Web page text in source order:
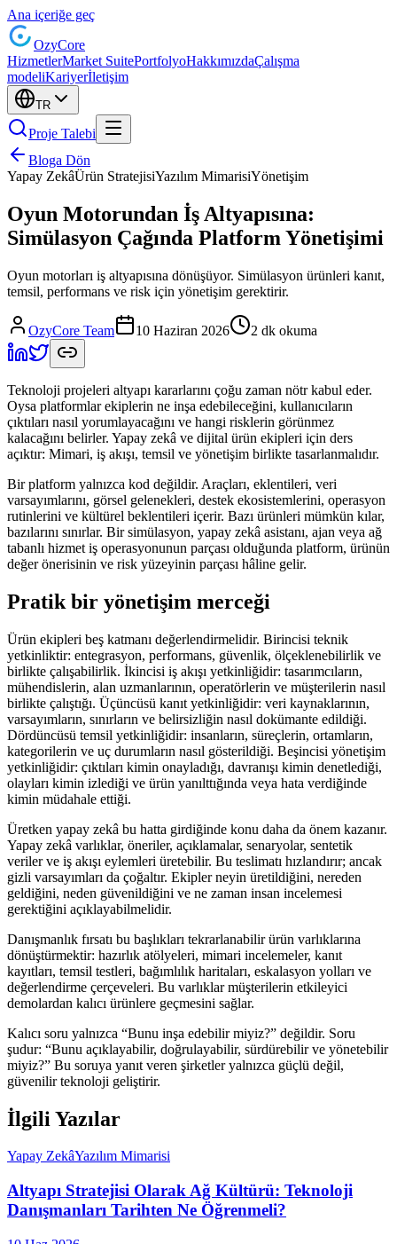
Ana içeriğe geç
OzyCore
HizmetlerMarket SuitePortfolyoHakkımızdaÇalışma
modeliKariyerİletişim
TR
Proje Talebi
Bloga Dön
Yapay ZekâÜrün StratejisiYazılım MimarisiYönetişim
Oyun Motorundan İş Altyapısına:
Simülasyon Çağında Platform Yönetişimi
Oyun motorları iş altyapısına dönüşüyor. Simülasyon ürünleri kanıt,
temsil, performans ve risk için yönetişim gerektirir.
OzyCore Team 10 Haziran 2026 2 dk okuma
Teknoloji projeleri altyapı kararlarını çoğu zaman nötr kabul eder.
Oysa platformlar ekiplerin ne inşa edebileceğini, kullanıcıların
çıktıları nasıl yorumlayacağını ve hangi risklerin görünmez
kalacağını belirler. Yapay zekâ ve dijital ürün ekipleri için ders
açıktır: Mimari, iş akışı, temsil ve yönetişim birlikte tasarlanmalıdır.
Bir platform yalnızca kod değildir. Araçları, eklentileri, veri
varsayımlarını, görsel gelenekleri, destek ekosistemlerini, operasyon
rutinlerini ve kültürel beklentileri içerir. Bazı ürünleri mümkün kılar,
bazılarını sınırlar. Bir simülasyon, yapay zekâ asistanı, ajan veya ağ
tabanlı hizmet iş operasyonunun parçası olduğunda platform, ürünün
değer önerisinin ve risk yüzeyinin parçası hâline gelir.
Pratik bir yönetişim merceği
Ürün ekipleri beş katmanı değerlendirmelidir. Birincisi teknik
yetkinliktir: entegrasyon, performans, güvenlik, ölçeklenebilirlik ve
birlikte çalışabilirlik. İkincisi iş akışı yetkinliğidir: tasarımcıların,
mühendislerin, alan uzmanlarının, operatörlerin ve müşterilerin nasıl
birlikte çalıştığı. Üçüncüsü kanıt yetkinliğidir: veri kaynaklarının,
varsayımların, sınırların ve belirsizliğin nasıl dokümante edildiği.
Dördüncüsü temsil yetkinliğidir: insanların, süreçlerin, ortamların,
kategorilerin ve uç durumların nasıl gösterildiği. Beşincisi yönetişim
yetkinliğidir: çıktıları kimin onayladığı, davranışı kimin denetlediği,
olayları kimin izlediği ve ürün yanılttığında veya hata verdiğinde
kimin müdahale ettiği.
Üretken yapay zekâ bu hatta girdiğinde konu daha da önem kazanır.
Yapay zekâ varlıklar, öneriler, açıklamalar, senaryolar, sentetik
veriler ve iş akışı eylemleri üretebilir. Bu teslimatı hızlandırır; ancak
gizli varsayımları da çoğaltır. Ekipler neyin üretildiğini, nereden
geldiğini, neden güvenildiğini ve ne zaman insan incelemesi
gerektiğini açıklayabilmelidir.
Danışmanlık fırsatı bu başlıkları tekrarlanabilir ürün varlıklarına
dönüştürmektir: hazırlık atölyeleri, mimari incelemeler, kanıt
kayıtları, temsil testleri, bağımlılık haritaları, eskalasyon yolları ve
değerlendirme çerçeveleri. Bu varlıklar müşterilerin etkileyici
demolardan kalıcı ürünlere geçmesini sağlar.
Kalıcı soru yalnızca “Bunu inşa edebilir miyiz?” değildir. Soru
şudur: “Bunu açıklayabilir, doğrulayabilir, sürdürebilir ve yönetebilir
miyiz?” Bu soruya yanıt veren şirketler yalnızca güçlü değil,
güvenilir teknoloji geliştirir.
İlgili Yazılar
Yapay ZekâYazılım Mimarisi
Altyapı Stratejisi Olarak Ağ Kültürü: Teknoloji
Danışmanları Tarihten Ne Öğrenmeli?